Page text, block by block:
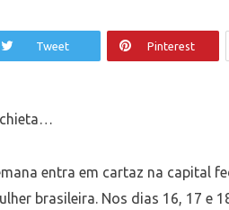
Tweet Pinterest
entra em cartaz na capital
brasileira. Nos dias 16, 17 e